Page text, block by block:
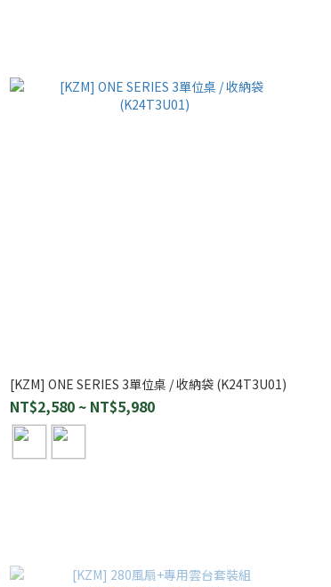
[KZM] ONE SERIES 3單位桌 / 收納袋 (K24T3U01)
NT$2,580 ~ NT$5,980